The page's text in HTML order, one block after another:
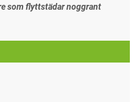
som flyttstädar noggrant